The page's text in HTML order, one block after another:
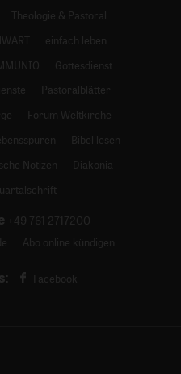
Theologie & Pastoral
einfach leben
Gottesdienst
Pastoralblätter
Forum Weltkirche
Bibel lesen
Notizen
Diakonia
+49 761 2717200
Abo online kündigen
Facebook